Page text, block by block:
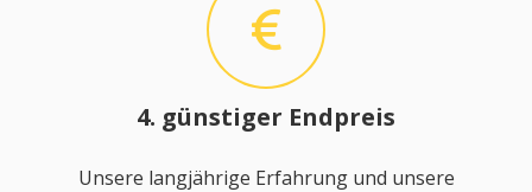
4. günstiger Endpreis
Unsere langjährige Erfahrung und unsere